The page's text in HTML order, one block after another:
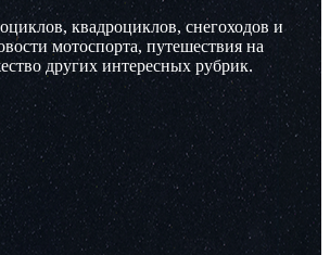
квадроциклов, снегоходов и
мотоспорта, путешествия на
других интересных рубрик.